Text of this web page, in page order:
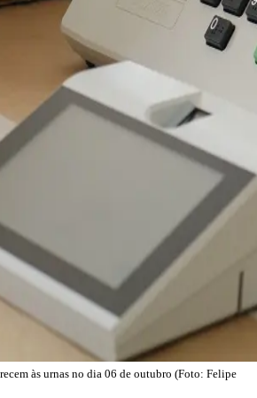
às urnas no dia 06 de outubro (Foto: Felipe